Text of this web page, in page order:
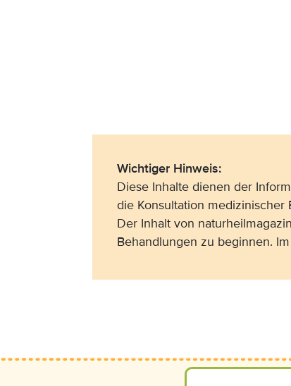
Wichtiger Hinweis:
Diese Inhalte dienen der
die Konsultation
Der Inhalt von
Behandlungen zu beginnen.